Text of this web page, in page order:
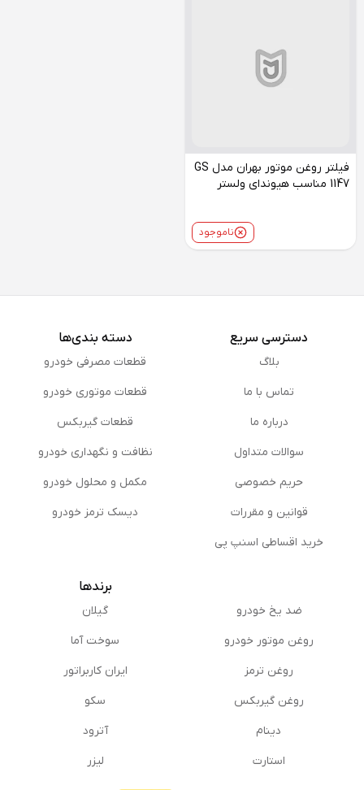
فیلتر روغن موتور بهران مدل GS
1147 مناسب هیوندای ولستر
ناموجود
دسترسی سریع
بلاگ
تماس با ما
درباره ما
سوالات متداول
حریم خصوصی
قوانین و مقررات
خرید اقساطی اسنپ پی
دسته بندی‌ها
قطعات مصرفی خودرو
قطعات موتوری خودرو
قطعات گیربکس
نظافت و نگهداری خودرو
مكمل و محلول خودرو
دیسک ترمز خودرو
ضد یخ خودرو
روغن موتور خودرو
روغن ترمز
روغن گیربكس
دینام
استارت
برندها
گیلان
سوخت آما
ایران کاربراتور
سکو
آترود
لیزر